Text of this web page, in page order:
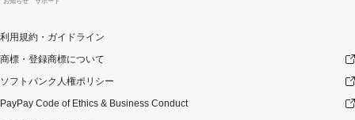
利用規約・ガイドライン
商標・登録商標について
ソフトバンク人権ポリシー
PayPay Code of Ethics & Business Conduct